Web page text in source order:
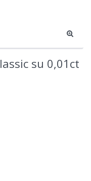
su 0,01ct